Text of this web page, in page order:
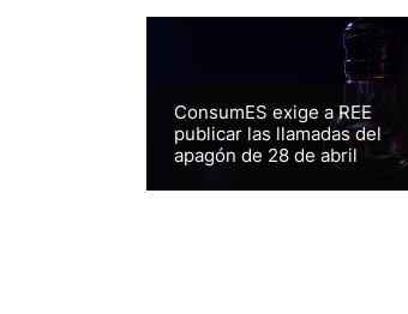
ConsumES exige a REE
publicar las llamadas del
apagón de 28 de abril